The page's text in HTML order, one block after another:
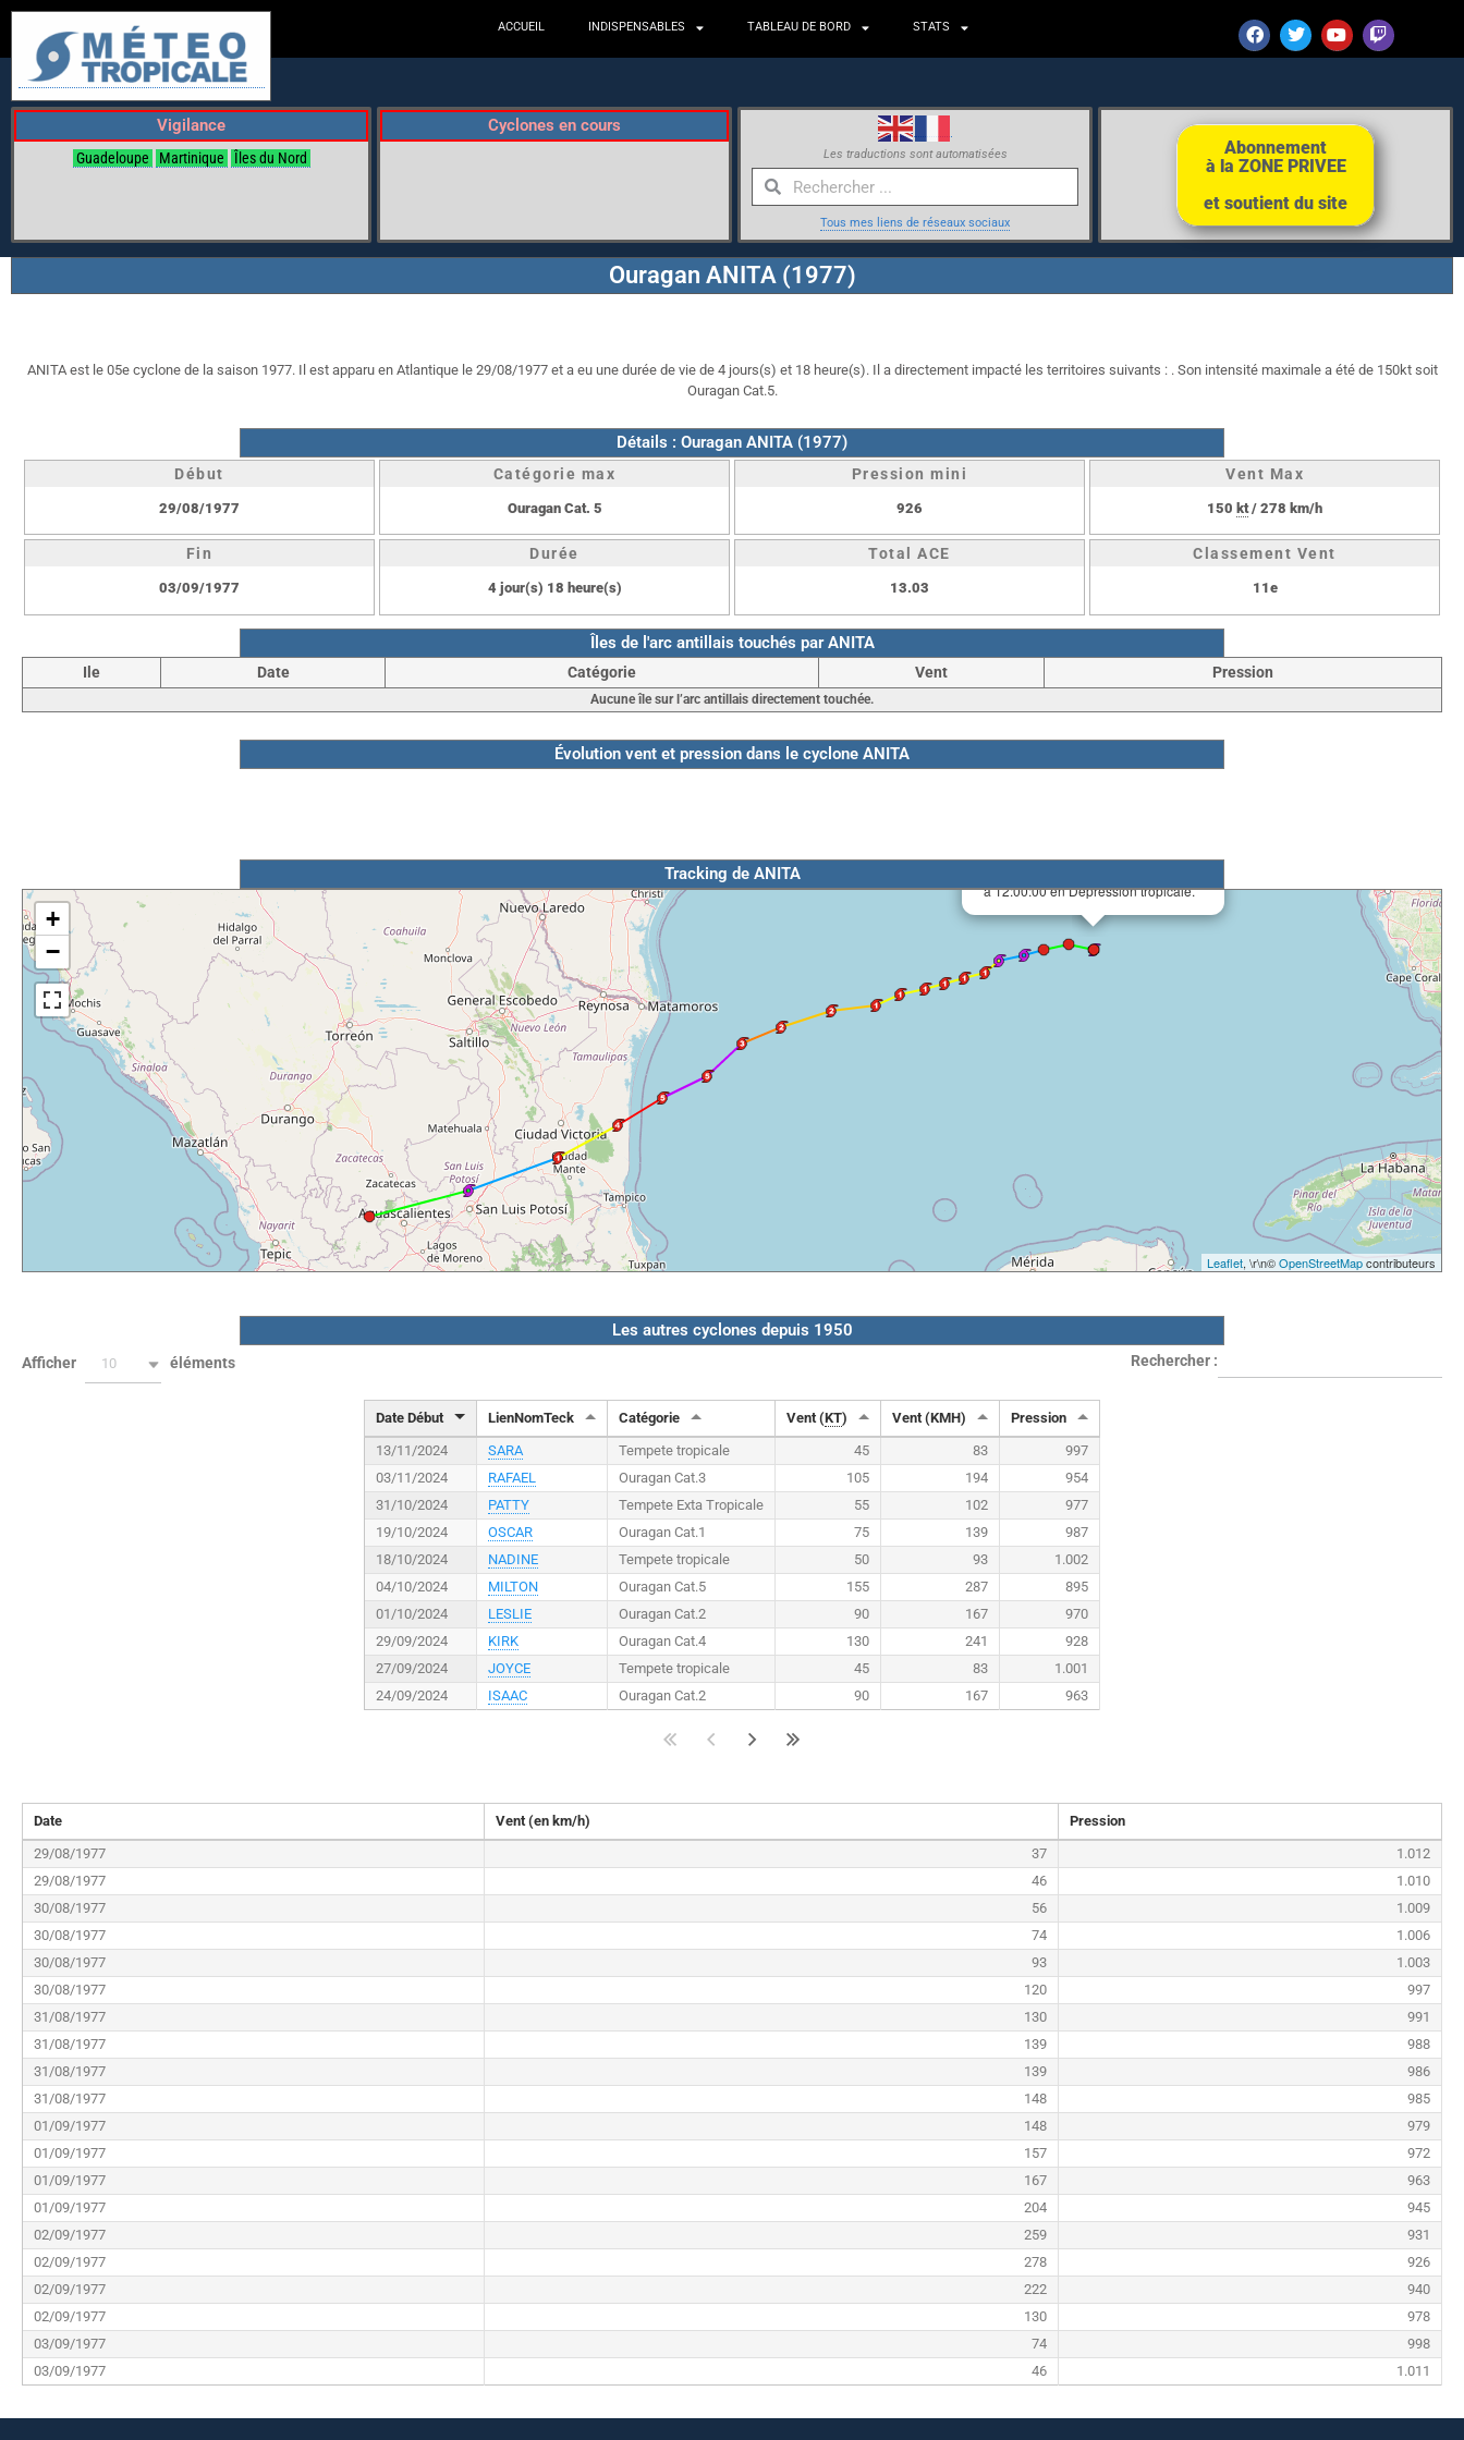
ACCUEIL INDISPENSABLES TABLEAU DE BORD STATS
Vigilance
Guadeloupe Martinique Îles du Nord
Cyclones en cours
Les traductions sont automatisées
Tous mes liens de réseaux sociaux
Abonnement
à la ZONE PRIVEE
et soutient du site
Ouragan ANITA (1977)
ANITA est le 05e cyclone de la saison 1977. Il est apparu en Atlantique le 29/08/1977 et a eu une durée de vie de 4 jours(s) et 18 heure(s). Il a directement impacté les territoires suivants : . Son intensité maximale a été de 150kt soit
Ouragan Cat.5.
Détails : Ouragan ANITA (1977)
Début
29/08/1977
Catégorie max
Ouragan Cat. 5
Pression mini
926
Vent Max
150 kt/ 278 km/h
Fin
03/09/1977
Durée
4 jour(s) 18 heure(s)
Total ACE
13.03
Classement Vent
11e
Îles de l'arc antillais touchés par ANITA
Ile Date Catégorie Vent Pression
Aucune île sur l’arc antillais directement touchée.
Évolution vent et pression dans le cyclone ANITA
Tracking de ANITA
à 12:00:00 en Depression tropicale.
×
+
−
Leaflet, \r\n©OpenStreetMapcontributeurs
Les autres cyclones depuis 1950
Afficher 10 éléments Rechercher :
Date Début LienNomTeck Catégorie Vent (KT) Vent (KMH)
Pression
13/11/2024
SARA Tempete tropicale 45 83
997
03/11/2024
RAFAEL Ouragan Cat.3 105 194
954
31/10/2024
PATTY Tempete Exta Tropicale 55 102
977
19/10/2024
OSCAR Ouragan Cat.1 75 139
987
18/10/2024
NADINE Tempete tropicale 50 93
1.002
04/10/2024
MILTON Ouragan Cat.5 155 287
895
01/10/2024
LESLIE Ouragan Cat.2 90 167
970
29/09/2024
KIRK Ouragan Cat.4 130 241
928
27/09/2024
JOYCE Tempete tropicale 45 83
1.001
24/09/2024
ISAAC Ouragan Cat.2 90 167 963
Date Vent (en km/h)
Pression
29/08/1977
37
1.012
29/08/1977
46
1.010
30/08/1977
56
1.009
30/08/1977
74
1.006
30/08/1977
93
1.003
30/08/1977
120
997
31/08/1977
130
991
31/08/1977
139
988
31/08/1977
139
986
31/08/1977
148
985
01/09/1977
148
979
01/09/1977
157
972
01/09/1977
167
963
01/09/1977
204
945
02/09/1977
259
931
02/09/1977
278
926
02/09/1977
222
940
02/09/1977
130
978
03/09/1977
74
998
03/09/1977
46 1.011